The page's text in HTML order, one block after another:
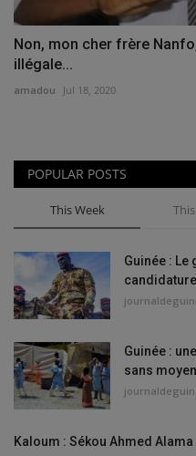
Non, mon cher frère
illégale...
amadou Jul 18, 2020
POPULAR POSTS
This Week
Guinée :
Guinée :
sans
Kaloum : Sékou Ahmed